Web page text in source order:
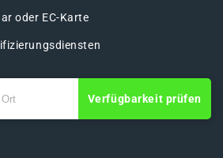
oder EC-Karte
Verfügbarkeit prüfen